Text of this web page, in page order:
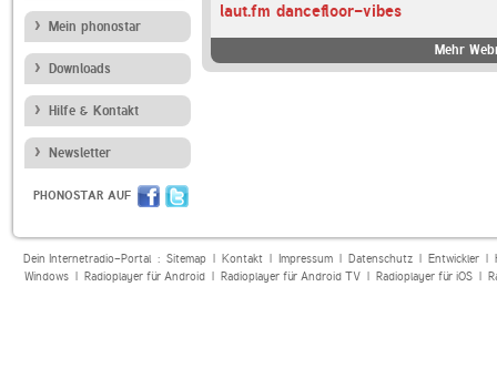
Mein phonostar
Downloads
Hilfe & Kontakt
Newsletter
PHONOSTAR AUF
laut.fm dancefloor-vibes
Mehr
Dein Internetradio-Portal : Sitemap| Kontakt| Impressum| Datenschutz| Entwickler|
Windows| Radioplayer für Android| Radioplayer für Android TV| Radioplayer für iOS|